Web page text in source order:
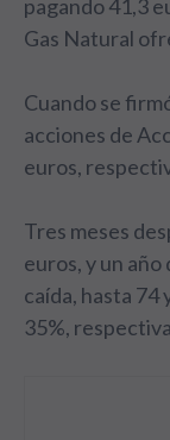
pagando 41,3
Gas Natural
Cuando se
acciones de
euros,
Tres meses
euros, y un
caída, hasta 74
35%,